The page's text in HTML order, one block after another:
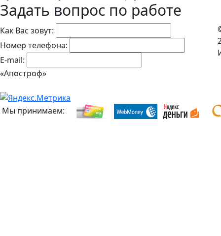
Задать вопрос по работе
Как Вас зовут:
Номер телефона:
E-mail:
«Апостроф»
Мы принимаем: